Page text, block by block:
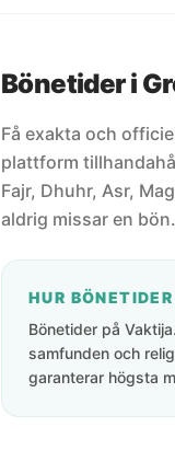
Bönetider i
Få exakta och
plattform
Fajr, Dhuhr, Asr,
aldrig missar en bön.
HUR
Bönetider på
samfunden och
garanterar högsta